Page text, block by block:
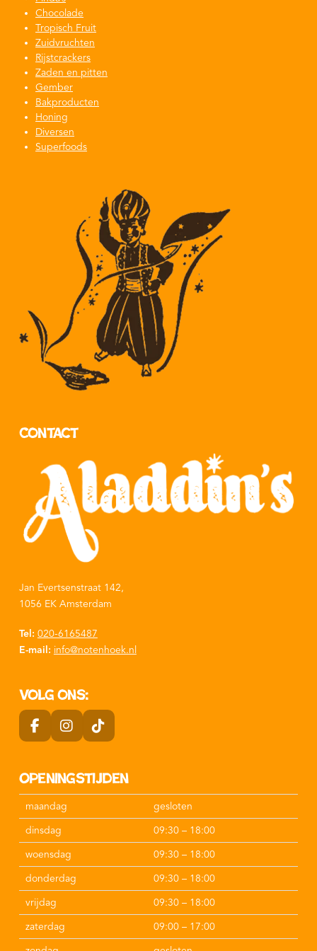
op
de
productpagina
Chocolade
Tropisch Fruit
Zuidvruchten
Rijstcrackers
Zaden en pitten
Gember
Bakproducten
Honing
Diversen
Superfoods
Contact
Jan Evertsenstraat 142,
1056 EK Amsterdam
Tel: 020-6165487
E-mail: info@notenhoek.nl
Volg ons:
Openingstijden
maandag
gesloten
dinsdag
09:30 – 18:00
woensdag
09:30 – 18:00
donderdag
09:30 – 18:00
vrijdag
09:30 – 18:00
zaterdag
09:00 – 17:00